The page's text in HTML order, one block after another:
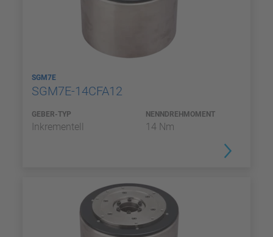
SGM7E
SGM7E-14CFA12
GEBER-TYP
Inkrementell
NENNDREHMOMENT
14 Nm